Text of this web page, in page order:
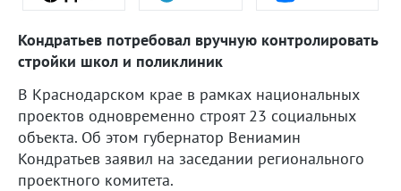
Кондратьев потребовал вручную контролировать
стройки школ и поликлиник
В Краснодарском крае в рамках национальных
проектов одновременно строят 23 социальных
объекта. Об этом губернатор Вениамин
Кондратьев заявил на заседании регионального
проектного комитета.